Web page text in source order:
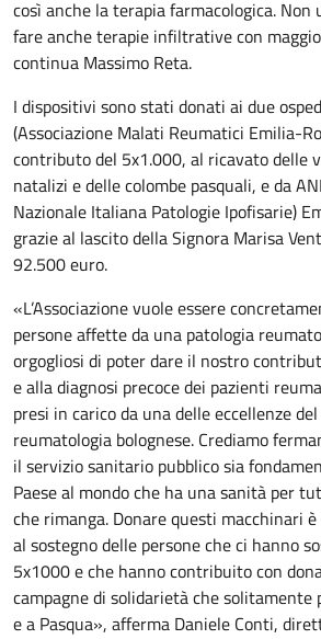
così anche la terapia farmacologica.
fare anche terapie infiltrative con
continua Massimo Reta.
I dispositivi sono stati donati ai due
(Associazione Malati Reumatici Emilia-
contributo del 5x1.000, al ricavato delle
natalizi e delle colombe pasquali, e da
Nazionale Italiana Patologie Ipofisarie)
grazie al lascito della Signora Marisa
92.500 euro.
«L’Associazione vuole essere
persone affette da una patologia
orgogliosi di poter dare il nostro
e alla diagnosi precoce dei pazienti
presi in carico da una delle eccellenze
reumatologia bolognese. Crediamo
il servizio sanitario pubblico sia
Paese al mondo che ha una sanità per
che rimanga. Donare questi macchinari
al sostegno delle persone che ci hanno
5x1000 e che hanno contribuito con
campagne di solidarietà che solitamente
e a Pasqua», afferma Daniele Conti,